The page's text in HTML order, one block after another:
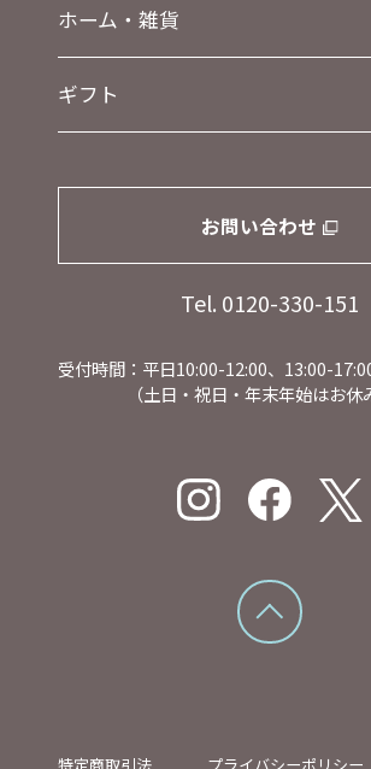
ホーム・雑貨
ギフト
お問い合わせ
Tel. 0120-330-151
受付時間：平日10:00-12:00、13:00-
（土日・祝日・年末年始はお休